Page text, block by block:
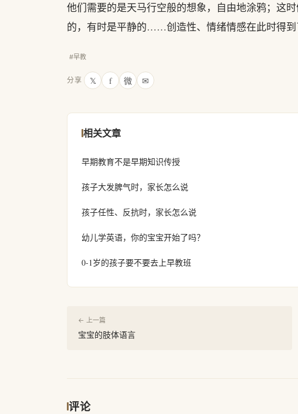
他们需要的是天马行空般的想象，自由地涂鸦；这
的，有时是平静的……创造性、情绪情感在此时得到
#早教
分享 𝕏 f 微 ✉
相关文章
早期教育不是早期知识传授
孩子大发脾气时，家长怎么说
孩子任性、反抗时，家长怎么说
幼儿学英语，你的宝宝开始了吗？
0-1岁的孩子要不要去上早教班
← 上一篇
宝宝的肢体语言
评论